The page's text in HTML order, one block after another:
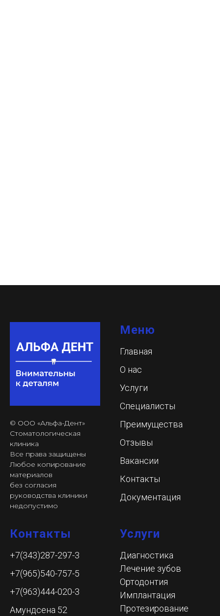
© ООО «Альфа-Дент»
Стоматологическая
клиника
Все права защищены
Любое копирование
материалов
без согласия
руководства клиники
недопустимо
Меню
Главная
О нас
Услуги
Специалисты
Преимущества
Отзывы
Вакансии
Контакты
Документация
Контакты
+7(343)287-297-3
+7(965)540-757-5
+7(963)444-020-3
Амундсена 52
Услуги
Диагностика
Лечение зубов
Ортодонтия
Имплантация
Протезирование